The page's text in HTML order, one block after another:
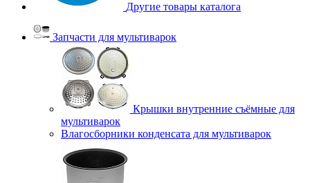
Другие товары каталога
Запчасти для мультиварок
Крышки внутренние съёмные для
мультиварок
Влагосборники конденсата для мультиварок